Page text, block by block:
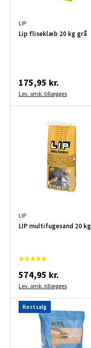
LIP
Lip fliseklæb 20 kg grå
175,95 kr.
Lev. omk. tillægges
LIP
LIP multifugesand 20 kg
574,95 kr.
Lev. omk. tillægges
Restsalg